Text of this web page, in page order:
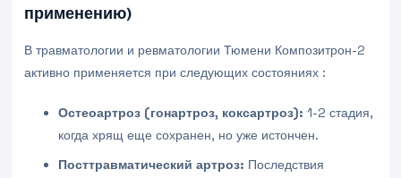
применению)
В травматологии и ревматологии Тюмени Композитрон-2
активно применяется при следующих состояниях :
Остеоартроз (гонартроз, коксартроз): 1-2 стадия,
когда хрящ еще сохранен, но уже истончен.
Посттравматический артроз: Последствия